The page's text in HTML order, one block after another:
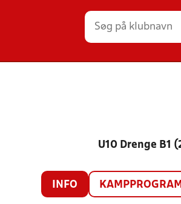
U10 Drenge B1
INFO KAMPPROGRAM